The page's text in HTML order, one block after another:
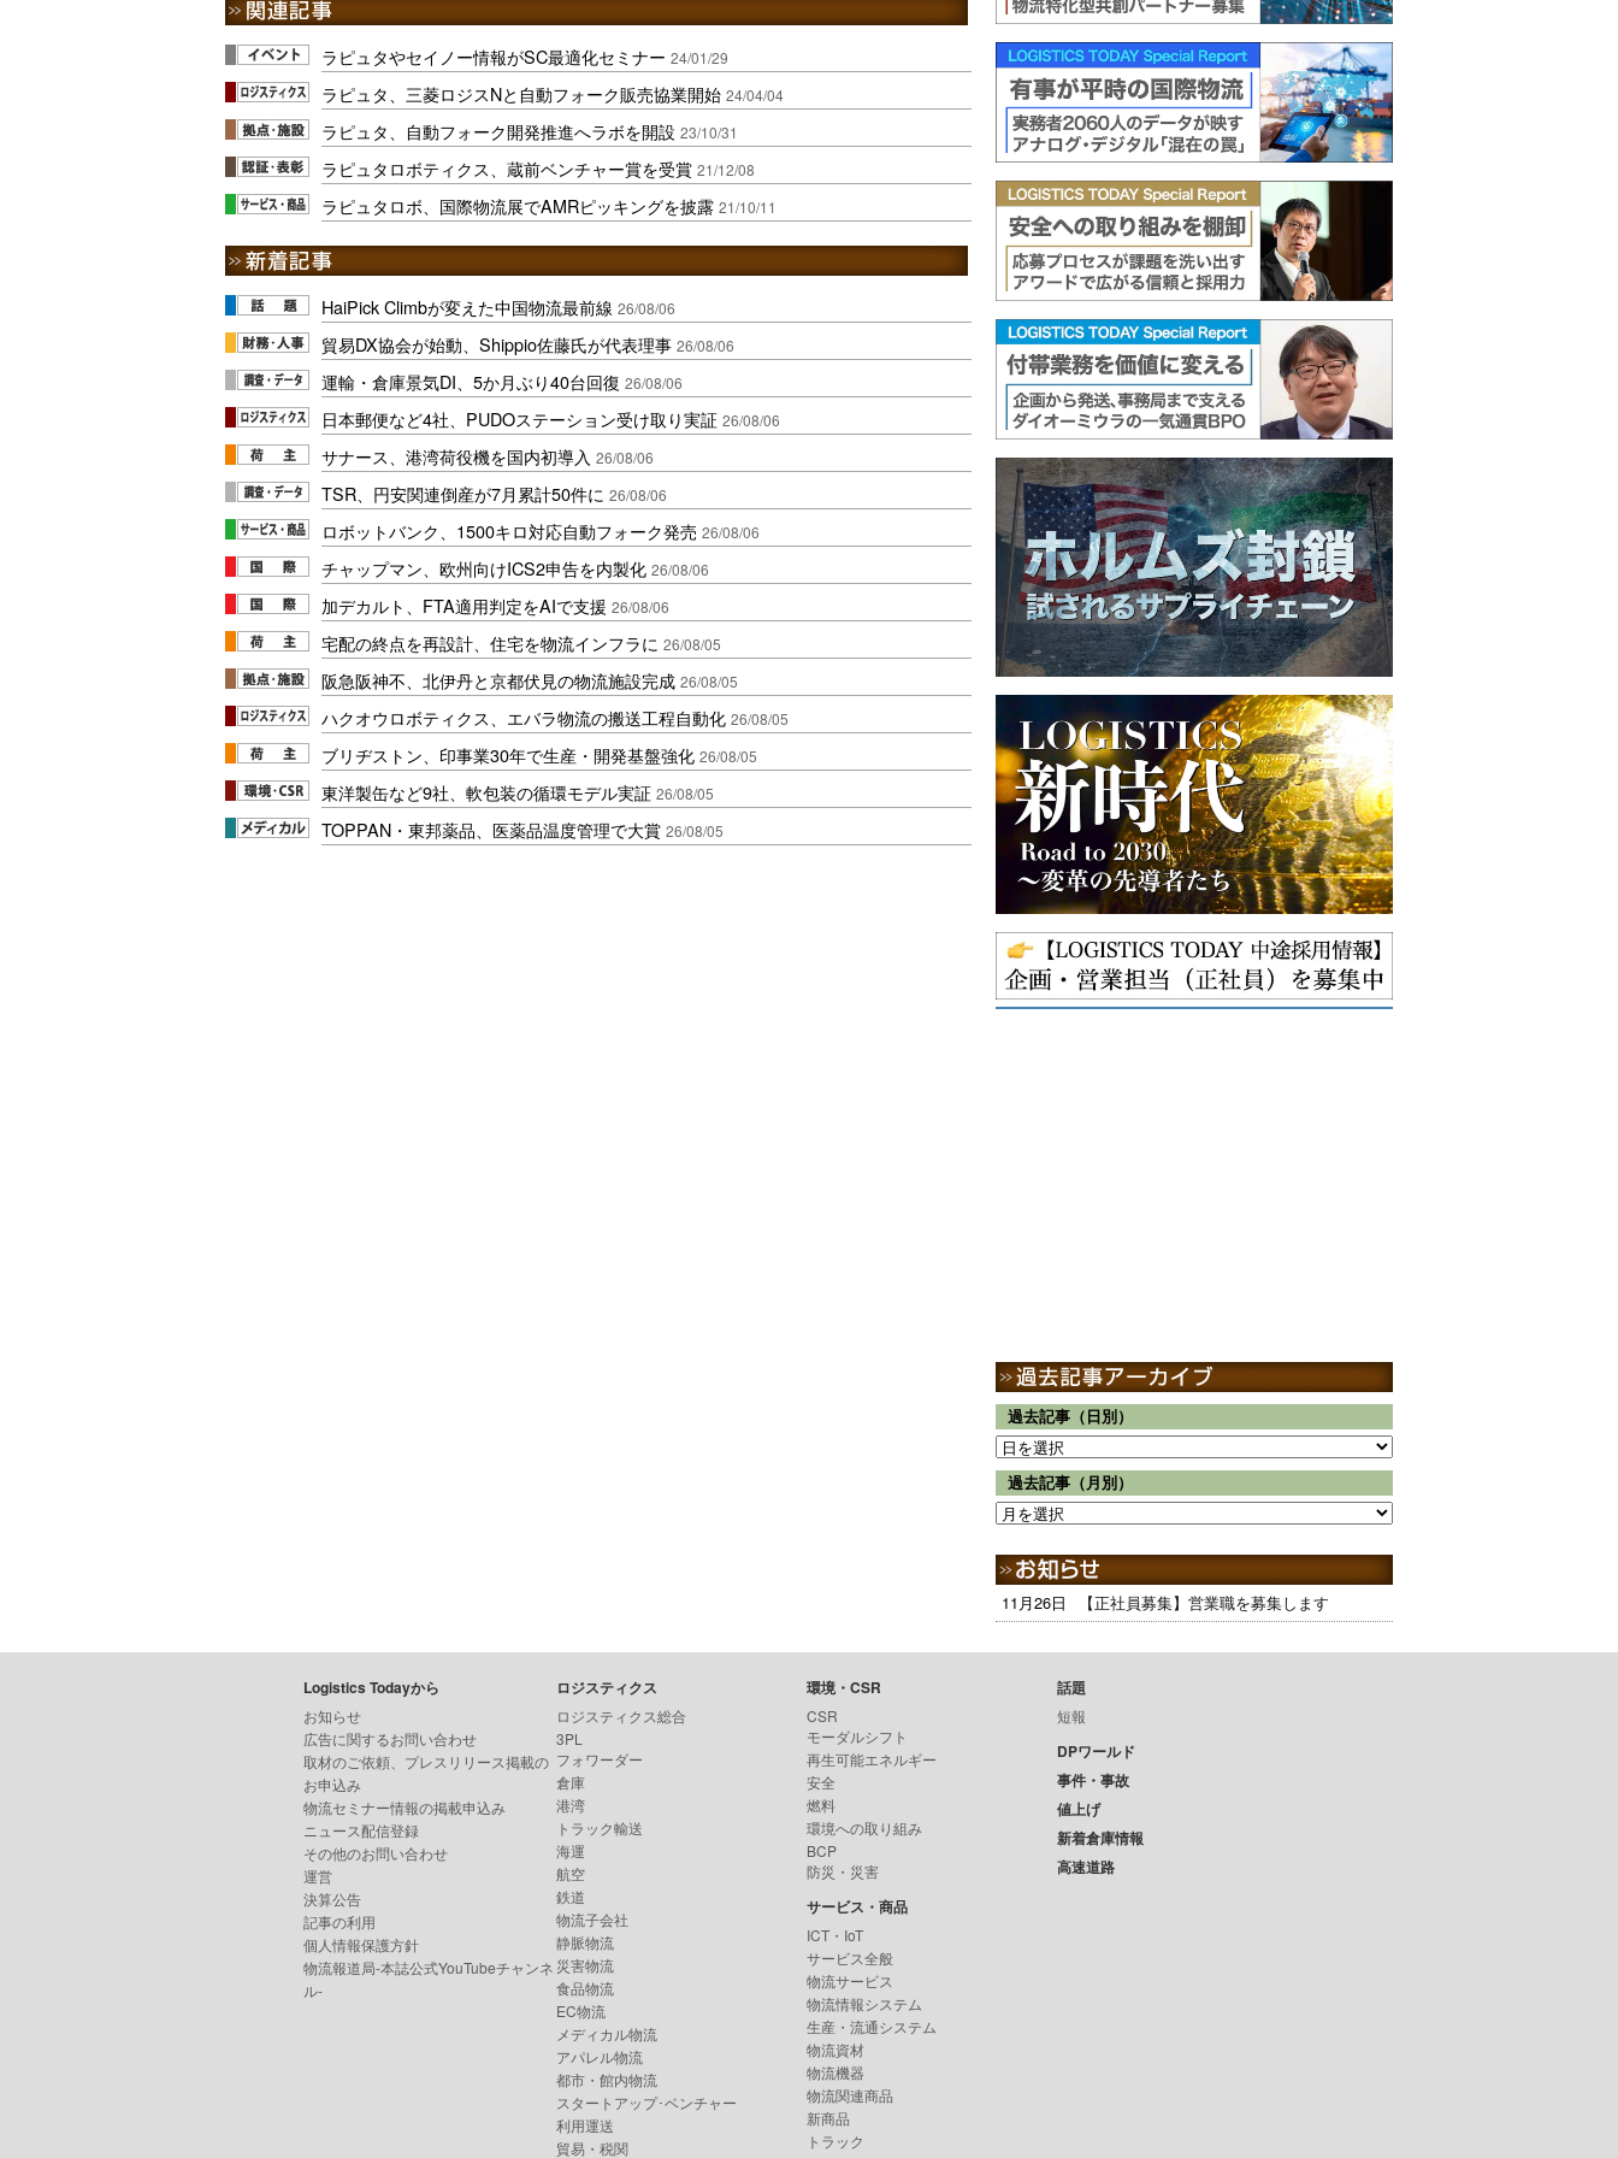
ラピュタやセイノー情報がSC最適化セミナー 24/01/29
ラピュタ、三菱ロジスNと自動フォーク販売協業開始 24/04/04
ラピュタ、自動フォーク開発推進へラボを開設 23/10/31
ラピュタロボティクス、蔵前ベンチャー賞を受賞 21/12/08
ラピュタロボ、国際物流展でAMRピッキングを披露 21/10/11
HaiPick Climbが変えた中国物流最前線 26/08/06
貿易DX協会が始動、Shippio佐藤氏が代表理事 26/08/06
運輸・倉庫景気DI、5か月ぶり40台回復 26/08/06
日本郵便など4社、PUDOステーション受け取り実証 26/08/06
サナース、港湾荷役機を国内初導入 26/08/06
TSR、円安関連倒産が7月累計50件に 26/08/06
ロボットバンク、1500キロ対応自動フォーク発売 26/08/06
チャップマン、欧州向けICS2申告を内製化 26/08/06
加デカルト、FTA適用判定をAIで支援 26/08/06
宅配の終点を再設計、住宅を物流インフラに 26/08/05
阪急阪神不、北伊丹と京都伏見の物流施設完成 26/08/05
ハクオウロボティクス、エバラ物流の搬送工程自動化 26/08/05
ブリヂストン、印事業30年で生産・開発基盤強化 26/08/05
東洋製缶など9社、軟包装の循環モデル実証 26/08/05
TOPPAN・東邦薬品、医薬品温度管理で大賞 26/08/05
過去記事（日別）
過去記事（月別）
11月26日 【正社員募集】営業職を募集します
Logistics Todayから
お知らせ
広告に関するお問い合わせ
取材のご依頼、プレスリリース掲載の
お申込み
物流セミナー情報の掲載申込み
ニュース配信登録
その他のお問い合わせ
運営
決算公告
記事の利用
個人情報保護方針
物流報道局-本誌公式YouTubeチャンネ
ル-
ロジスティクス
ロジスティクス総合
3PL
フォワーダー
倉庫
港湾
トラック輸送
海運
航空
鉄道
物流子会社
静脈物流
災害物流
食品物流
EC物流
メディカル物流
アパレル物流
都市・館内物流
スタートアップ･ベンチャー
利用運送
貿易・税関
環境・CSR
CSR
モーダルシフト
再生可能エネルギー
安全
燃料
環境への取り組み
BCP
防災・災害
サービス・商品
ICT・IoT
サービス全般
物流サービス
物流情報システム
生産・流通システム
物流資材
物流機器
物流関連商品
新商品
トラック
話題
短報
DPワールド
事件・事故
値上げ
新着倉庫情報
高速道路